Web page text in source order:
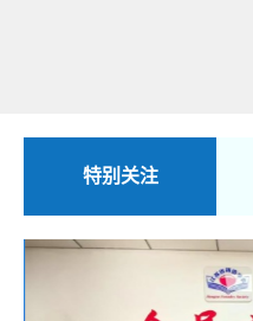
特别关注